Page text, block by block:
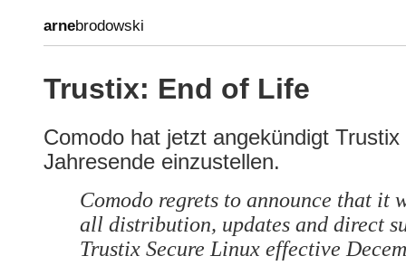
arnebrodowski
Trustix: End of Life
Comodo hat jetzt angekündigt
Jahresende einzustellen.
Comodo regrets to announce that it
all distribution, updates and direct
Trustix Secure Linux effective